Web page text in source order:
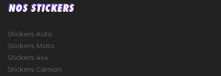
NOS STICKERS
Stickers Auto
Stickers Moto
Stickers 4x4
Stickers Camion